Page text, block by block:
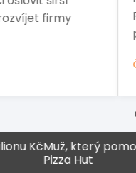
Real Pizza
pro budování
Muž, který pomohl
Pizza Hut